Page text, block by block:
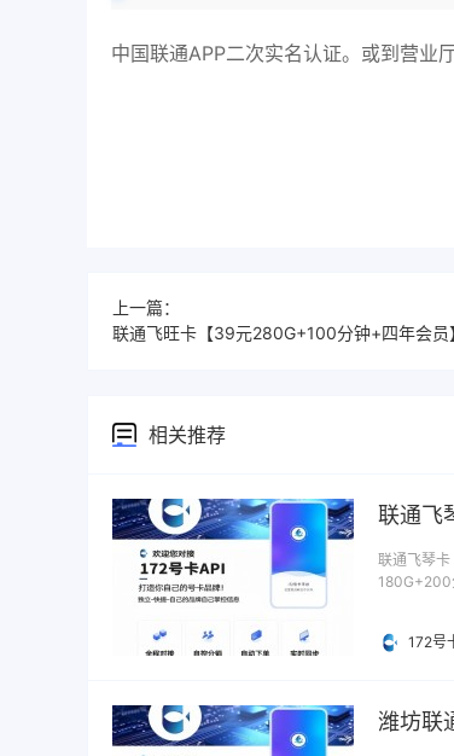
中国联通APP二次实名认证。或到营业
上一篇：
联通飞旺卡【39元280G+100分钟+四年会员
相关推荐
联通飞
联通飞琴
172号
潍坊联